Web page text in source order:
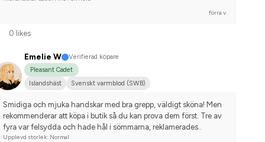
förra v.
0 likes
Emelie W
Verifierad köpare
Pleasant Cadet
Islandshäst
Svenskt varmblod (SWB)
Smidiga och mjuka handskar med bra grepp, väldigt sköna! Men
rekommenderar att köpa i butik så du kan prova dem först. Tre av
fyra var felsydda och hade hål i sömmarna, reklamerades..
Upplevd storlek: Normal